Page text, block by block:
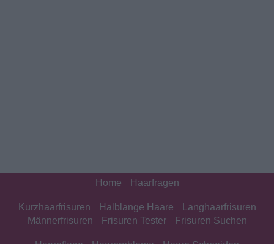
Home Haarfragen
Kurzhaarfrisuren Halblange Haare
Langhaarfrisuren
Männerfrisuren
Frisuren Tester Frisuren Suchen